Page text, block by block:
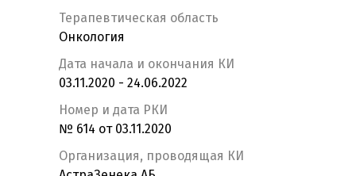
Терапевтическая область
Онкология
Дата начала и окончания КИ
03.11.2020 - 24.06.2022
Номер и дата РКИ
№ 614 от 03.11.2020
Организация, проводящая КИ